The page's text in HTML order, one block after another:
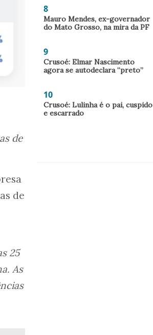
de
de
25
As
8
Mauro Mendes, ex-governador
do Mato Grosso, na mira da PF
9
Crusoé: Elmar Nascimento
agora se autodeclara “preto”
10
Crusoé: Lulinha é o pai, cuspido
e escarrado